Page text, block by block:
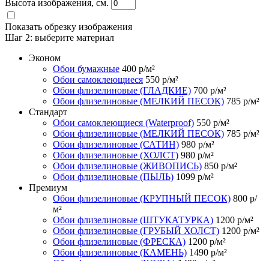
Высота изображения, см.
Показать обрезку изображения
Шаг 2: выберите материал
Эконом
Обои бумажные 400 р/м²
Обои самоклеющиеся 550 р/м²
Обои флизелиновые (ГЛАДКИЕ) 700 р/м²
Обои флизелиновые (МЕЛКИЙ ПЕСОК) 785 р/м²
Стандарт
Обои самоклеющиеся (Waterproof) 550 р/м²
Обои флизелиновые (МЕЛКИЙ ПЕСОК) 785 р/м²
Обои флизелиновые (САТИН) 980 р/м²
Обои флизелиновые (ХОЛСТ) 980 р/м²
Обои флизелиновые (ЖИВОПИСЬ) 850 р/м²
Обои флизелиновые (ПЫЛЬ) 1099 р/м²
Премиум
Обои флизелиновые (КРУПНЫЙ ПЕСОК) 800 р/
м²
Обои флизелиновые (ШТУКАТУРКА) 1200 р/м²
Обои флизелиновые (ГРУБЫЙ ХОЛСТ) 1200 р/м²
Обои флизелиновые (ФРЕСКА) 1200 р/м²
Обои флизелиновые (КАМЕНЬ) 1490 р/м²